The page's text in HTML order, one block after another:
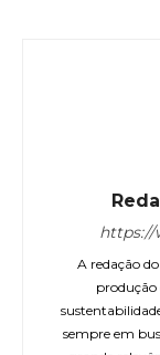
https://
A redação
produção
sempre em